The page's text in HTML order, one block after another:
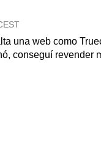
una web como
conseguí revender